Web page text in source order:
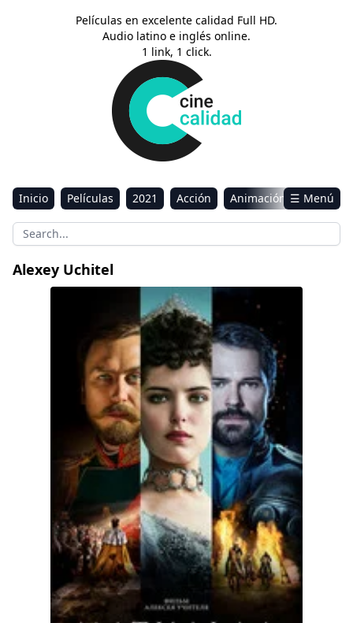
Películas en excelente calidad Full HD.
Audio latino e inglés online.
1 link, 1 click.
Inicio Películas 2021 Acción
Animación
Aventura
Ciencia ficción Comedia
Drama
Sci-Fi & Fantasy
☰ Menú
Alexey Uchitel